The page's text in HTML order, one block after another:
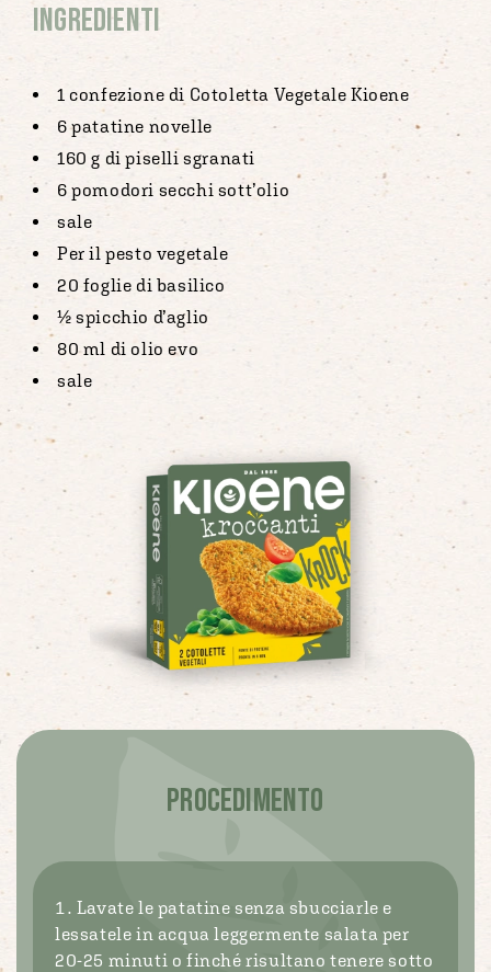
Ingredienti
1 confezione di Cotoletta Vegetale Kioene
6 patatine novelle
160 g di piselli sgranati
6 pomodori secchi sott’olio
sale
Per il pesto vegetale
20 foglie di basilico
½ spicchio d’aglio
80 ml di olio evo
sale
PROCEDIMENTO
Lavate le patatine senza sbucciarle e
lessatele in acqua leggermente salata per
20-25 minuti o finché risultano tenere sotto